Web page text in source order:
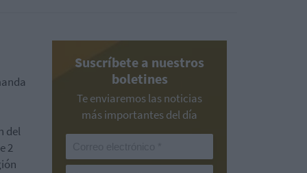
del
2
Suscríbete a nuestros
boletines
Te enviaremos las noticias
más importantes del día